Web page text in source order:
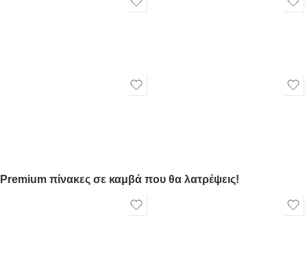
Premium πίνακες σε καμβά που θα λατρέψεις!